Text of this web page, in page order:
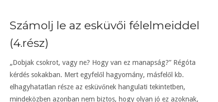
Számolj le az esküvői félelmeiddel
(4.rész)
„Dobjak csokrot, vagy ne? Hogy van ez manapság?” Régóta
kérdés sokakban. Mert egyfelől hagyomány, másfelől kb.
elhagyhatatlan része az esküvőnek hangulati tekintetben,
mindeközben azonban nem biztos, hogy olyan jó ez azoknak,